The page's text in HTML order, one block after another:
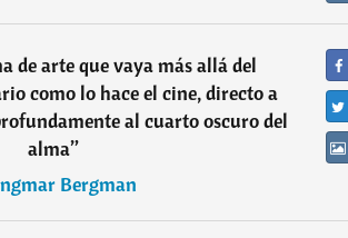
de arte que vaya más allá del
como lo hace el cine, directo a
al cuarto oscuro del
alma”
Bergman